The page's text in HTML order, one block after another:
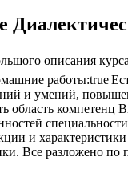
описания
и умений,
область компетенц
и
Все разложено по